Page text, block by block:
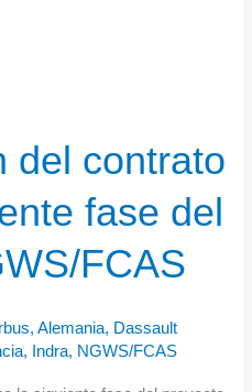
del contrato
fase del
FCAS
,Alemania, Dassault
, Indra, NGWS/FCAS